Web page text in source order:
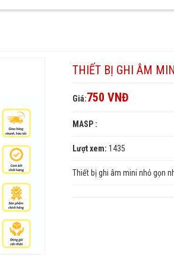
THIẾT BỊ GHI ÂM
Giá:750 VNĐ
MASP :
Lượt xem: 1435
Thiết bị ghi âm mini nhỏ gọn